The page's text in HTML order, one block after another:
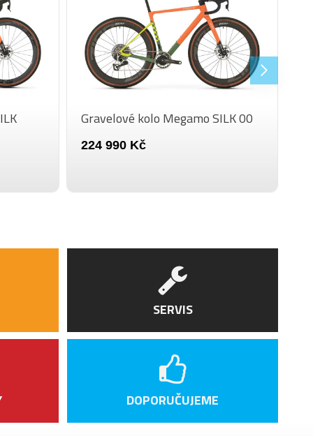
Crankset
AXS
Red AXS, Paceline X 160 mm, 2-pístová
Red AXS, Paceline X 160 mm, 2-pístová
XPLR SW, 54mm Tubeless ready Carbon
DB bearings, Front axle 12 x 100 mm
ZR1 DB bearings, Rear axle 12 x 142 mm
Gravel Racing Handlebar, kompletně
vnitřní vedení lanek
Gravel Advanced Carbon Seat Post
Gravelové kolo Megamo SILK 00
224 990 Kč
SERVIS
DOPORUČUJEME